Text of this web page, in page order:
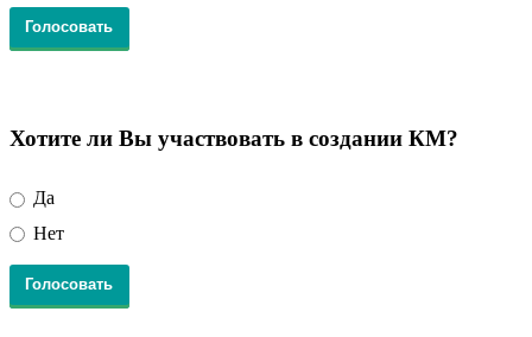
Хотите ли Вы участвовать в создании КМ?
Да
Нет